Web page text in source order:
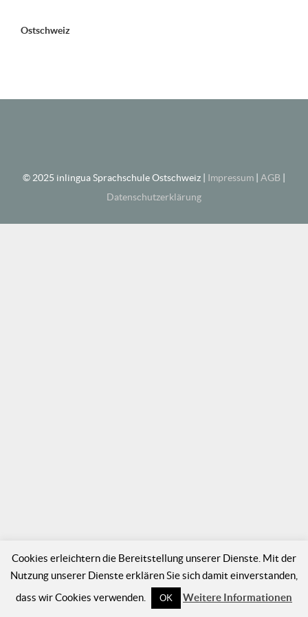
Ostschweiz
© 2025 inlingua Sprachschule Ostschweiz | Impressum AGB
Datenschutzerklärung
Cookies erleichtern die Bereitstellung unserer Dienste. Mit der
Nutzung unserer Dienste erklären Sie sich damit einverstanden,
dass wir Cookies verwenden.
OK Weitere Informationen